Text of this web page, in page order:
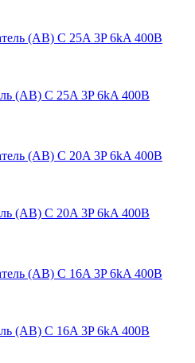
(АВ) C 25A 3P 6kA 400В
(АВ) C 20A 3P 6kA 400В
(АВ) C 16A 3P 6kA 400В